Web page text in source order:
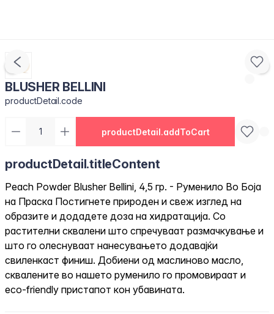
BLUSHER BELLINI
productDetail.code
productDetail.addToCart
productDetail.titleContent
Peach Powder Blusher Bellini, 4,5 гр. - Руменило Во Боја
на Праска Постигнете природен и свеж изглед на
образите и додадете доза на хидратација. Со
растителни сквалени што спречуваат размачкување и
што го олеснуваат нанесувањето додавајќи
свиленкаст финиш. Добиени од маслиново масло,
сквалените во нашето руменило го промовираат и
eco-friendly пристапот кон убавината.